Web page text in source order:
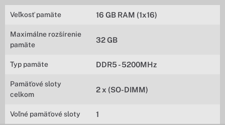
Veľkosť pamäte 16 GB RAM (1x16)
Maximálne rozšírenie
pamäte
32 GB
Typ pamäte DDR5 - 5200MHz
Pamäťové sloty
celkom
2 x (SO-DIMM)
Voľné pamäťové sloty 1